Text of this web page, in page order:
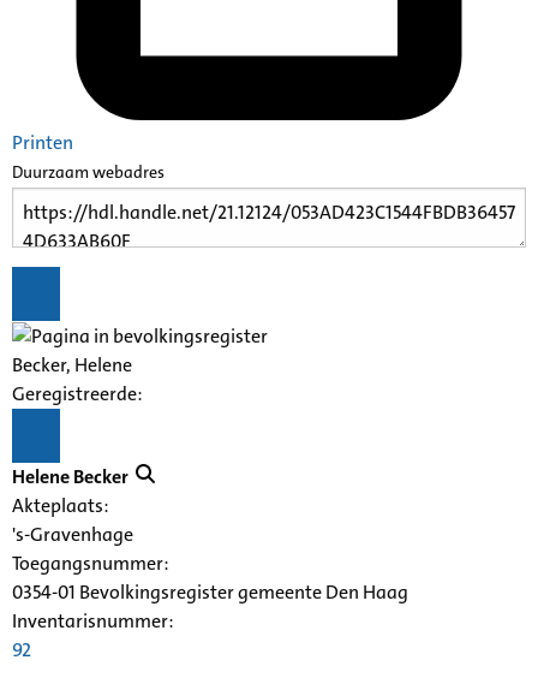
Printen
Duurzaam webadres
Becker, Helene
Geregistreerde:
Helene Becker
Akteplaats:
's-Gravenhage
Toegangsnummer:
0354-01 Bevolkingsregister gemeente Den Haag
Inventarisnummer:
92